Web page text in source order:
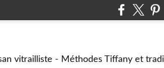
vitrailliste - Méthodes Tiffany et